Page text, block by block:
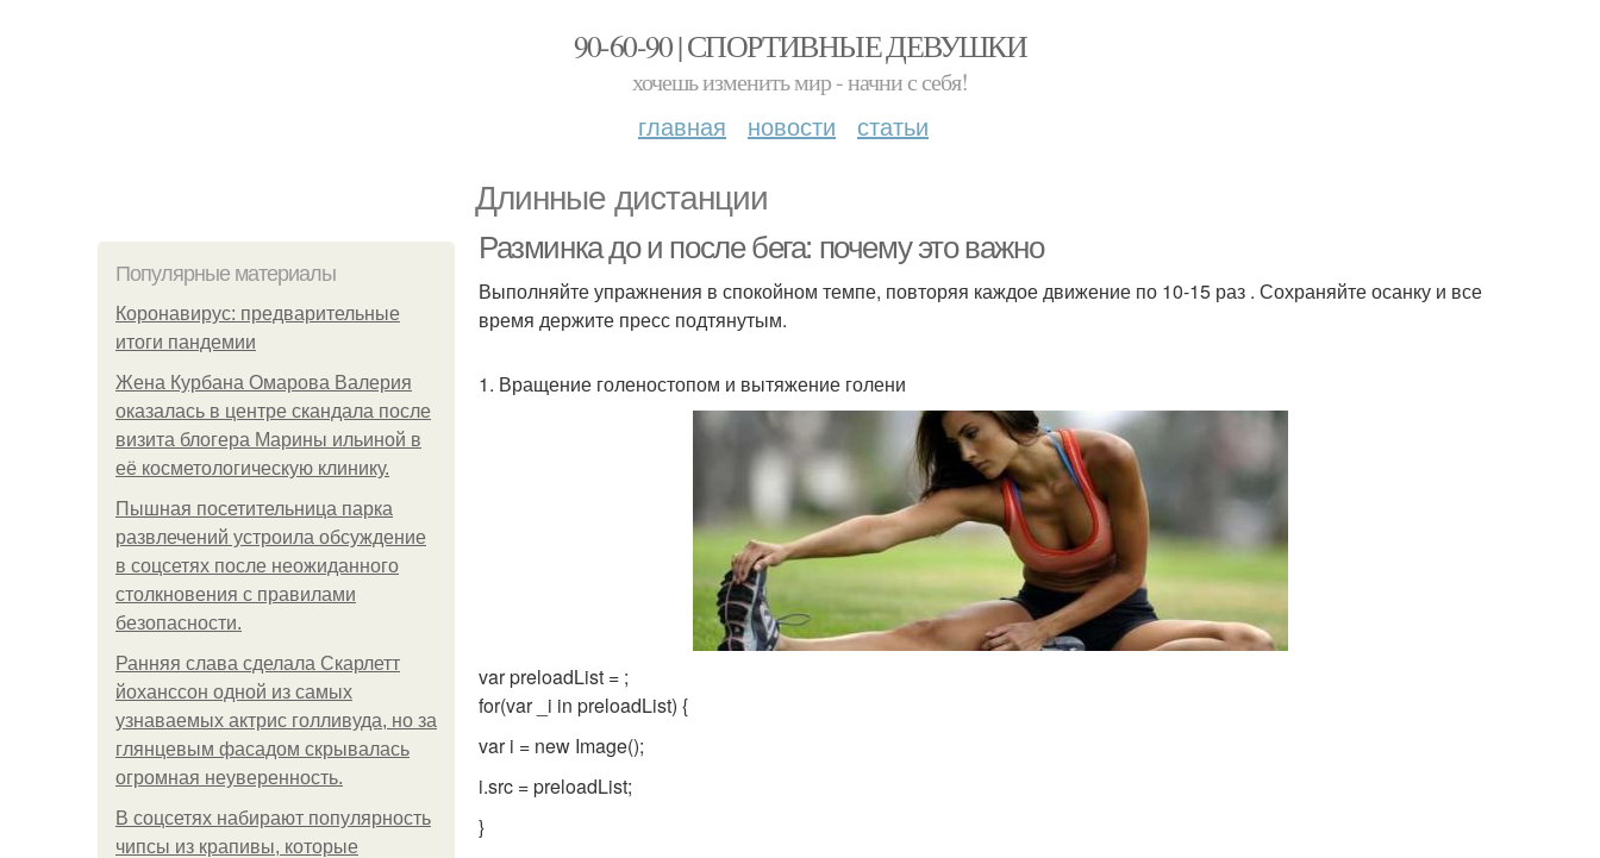
90-60-90 | СПОРТИВНЫЕ ДЕВУШКИ
хочешь изменить мир - начни с себя!
главная новости статьи
Длинные дистанции
Популярные материалы
Коронавирус: предварительные
итоги пандемии
Жена Курбана Омарова Валерия
оказалась в центре скандала после
визита блогера Марины ильиной в
её косметологическую клинику.
Пышная посетительница парка
развлечений устроила обсуждение
в соцсетях после неожиданного
столкновения с правилами
безопасности.
Ранняя слава сделала Скарлетт
йоханссон одной из самых
узнаваемых актрис голливуда, но за
глянцевым фасадом скрывалась
огромная неуверенность.
В соцсетях набирают популярность
чипсы из крапивы, которые
Разминка до и после бега: почему это важно
Выполняйте упражнения в спокойном темпе, повторяя каждое движение по 10-15 раз . Сохраняйте осанку и все
время держите пресс подтянутым.
1. Вращение голеностопом и вытяжение голени
var preloadList = ;
for(var _i in preloadList) {
var i = new Image();
i.src = preloadList;
}